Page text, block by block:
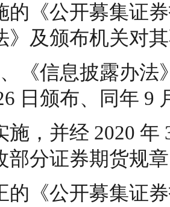
的《公开募集证
》及颁布机关对
日颁布、同年 9
施，并经 2020
部分证券期货规
的《公开募集证